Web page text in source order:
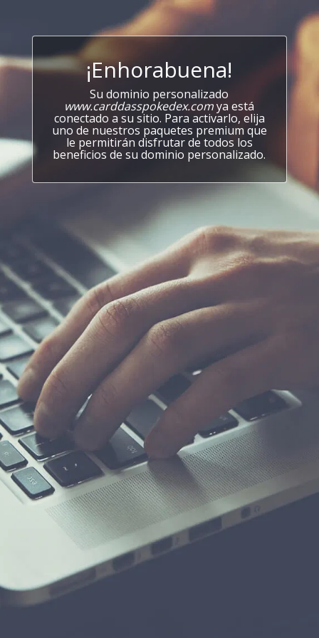
¡Enhorabuena!
Su dominio personalizado
www.carddasspokedex.comya está
conectado a su sitio. Para activarlo, elija
uno de nuestros paquetes premium que
le permitirán disfrutar de todos los
beneficios de su dominio personalizado.